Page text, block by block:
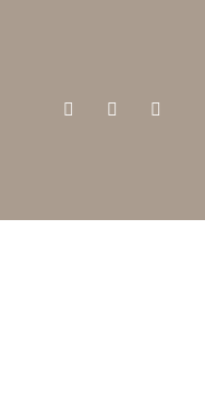
FacebookInstagram